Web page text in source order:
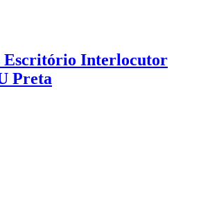
Escritório Interlocutor
Preta